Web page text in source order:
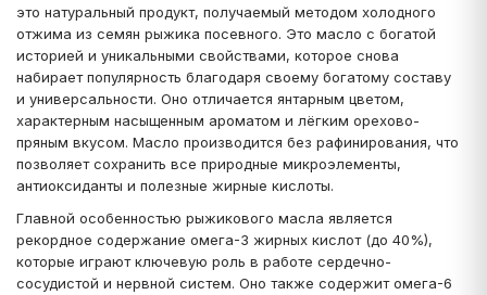
это натуральный продукт, получаемый методом холодного
отжима из семян рыжика посевного. Это масло с богатой
историей и уникальными свойствами, которое снова
набирает популярность благодаря своему богатому составу
и универсальности. Оно отличается янтарным цветом,
характерным насыщенным ароматом и лёгким орехово-
пряным вкусом. Масло производится без рафинирования, что
позволяет сохранить все природные микроэлементы,
антиоксиданты и полезные жирные кислоты.
Главной особенностью рыжикового масла является
рекордное содержание омега-3 жирных кислот (до 40%),
которые играют ключевую роль в работе сердечно-
сосудистой и нервной систем. Оно также содержит омега-6